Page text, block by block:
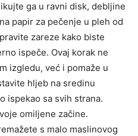
ga u ravni disk, debljine
papir za pečenje u pleh od
zareze kako biste
ispeče. Ovaj korak ne
izgledu, već i pomaže u
hljeb na sredinu
ispekao sa svih strana.
omiljene začine.
s malo maslinovog